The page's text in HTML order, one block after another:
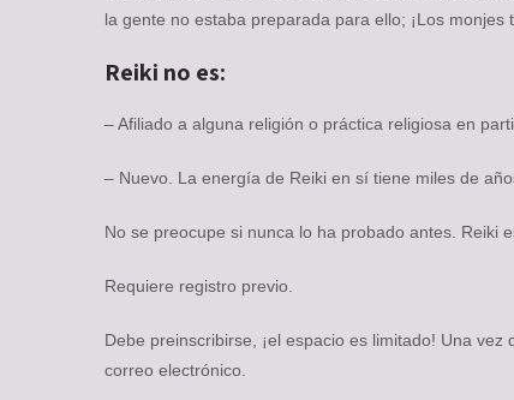
la gente no estaba preparada para ello; ¡Los
Reiki no es:
– Afiliado a alguna religión o práctica religiosa en
– Nuevo. La energía de Reiki en sí tiene miles de
No se preocupe si nunca lo ha probado antes. Reiki
Requiere registro previo.
Debe preinscribirse, ¡el espacio es limitado! Una
correo electrónico.